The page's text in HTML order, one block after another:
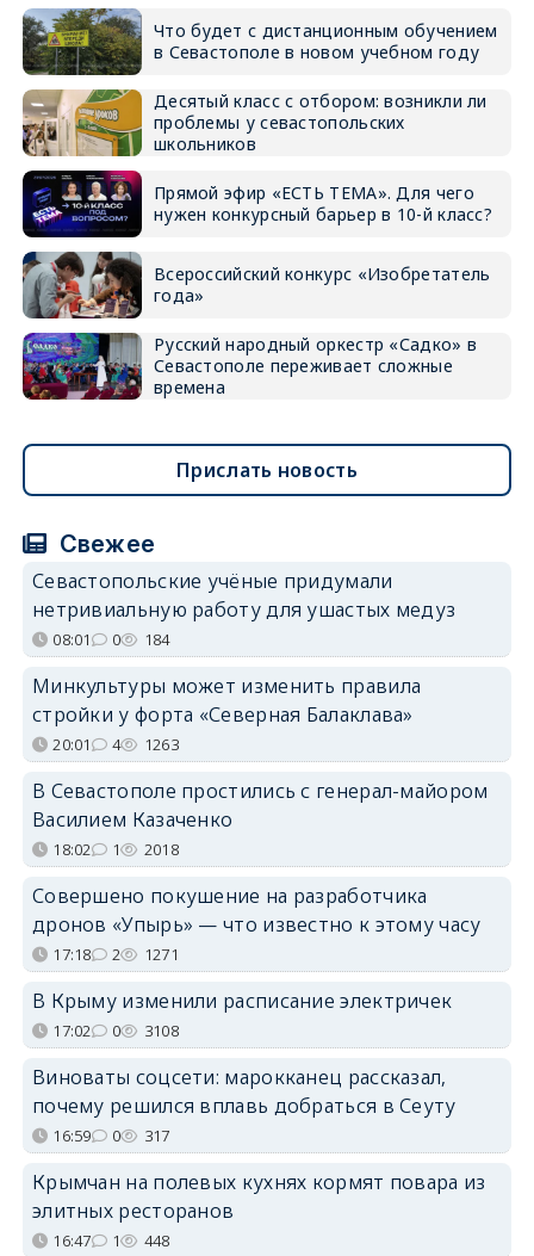
Что будет с дистанционным обучением
в Севастополе в новом учебном году
Десятый класс с отбором: возникли ли
проблемы у севастопольских
школьников
Прямой эфир «ЕСТЬ ТЕМА». Для чего
нужен конкурсный барьер в 10-й класс?
Всероссийский конкурс «Изобретатель
года»
Русский народный оркестр «Садко» в
Севастополе переживает сложные
времена
Прислать новость
Свежее
Севастопольские учёные придумали
нетривиальную работу для ушастых медуз
08:01 0 184
Минкультуры может изменить правила
стройки у форта «Северная Балаклава»
20:01 4 1263
В Севастополе простились с генерал-майором
Василием Казаченко
18:02 1 2018
Совершено покушение на разработчика
дронов «Упырь» — что известно к этому часу
17:18 2 1271
В Крыму изменили расписание электричек
17:02 0 3108
Виноваты соцсети: марокканец рассказал,
почему решился вплавь добраться в Сеуту
16:59 0 317
Крымчан на полевых кухнях кормят повара из
элитных ресторанов
16:47 1 448